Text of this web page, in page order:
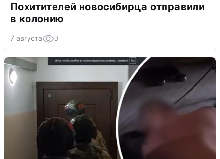
Похитителей новосибирца отправили
в колонию
7 августа 0